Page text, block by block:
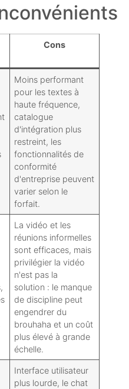
Cons
Moins performant
pour les textes à
haute fréquence,
catalogue
d'intégration plus
restreint, les
fonctionnalités de
conformité
d'entreprise peuvent
varier selon le
forfait.
La vidéo et les
réunions informelles
sont efficaces, mais
privilégier la vidéo
n'est pas la
solution : le manque
de discipline peut
engendrer du
brouhaha et un coût
plus élevé à grande
échelle.
Interface utilisateur
plus lourde, le chat